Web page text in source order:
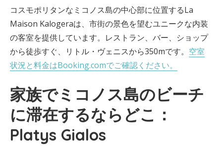
コスモポリタンなミコノス島の中心部に位置するLa
Maison Kalogeraは、市街の景色を望むユニークな内装
の客室を提供しています。レストラン、バー、ショップ
から徒歩すぐ、リトル・ヴェニスから350mです。 空室
状況と料金はBooking.comでご確認ください。
家族でミコノス島のビーチ
に滞在するならどこ：
Platys Gialos